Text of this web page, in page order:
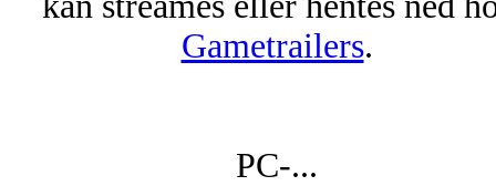
Gametrailers.
PC-...